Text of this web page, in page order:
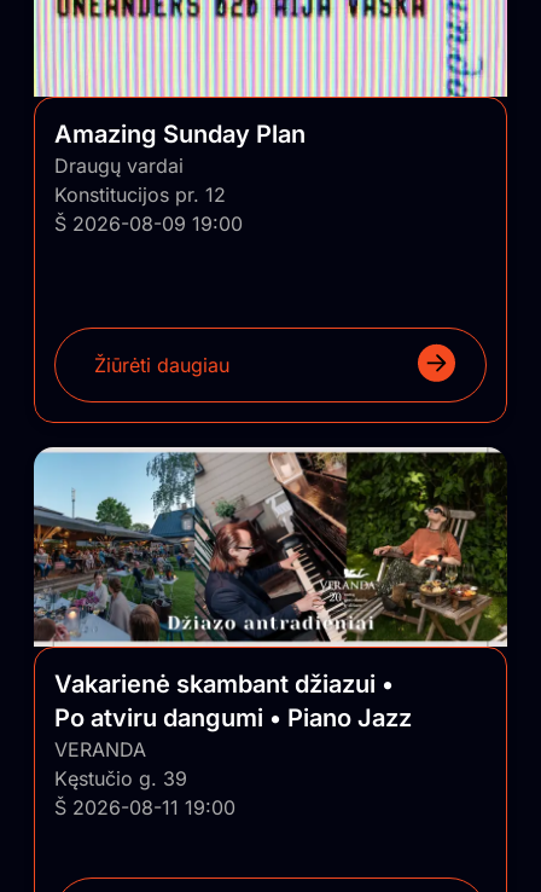
Amazing Sunday Plan
Draugų vardai
Konstitucijos pr. 12
Š 2026-08-09 19:00
Žiūrėti daugiau
Vakarienė skambant džiazui •
Po atviru dangumi • Piano Jazz
VERANDA
Kęstučio g. 39
Š 2026-08-11 19:00